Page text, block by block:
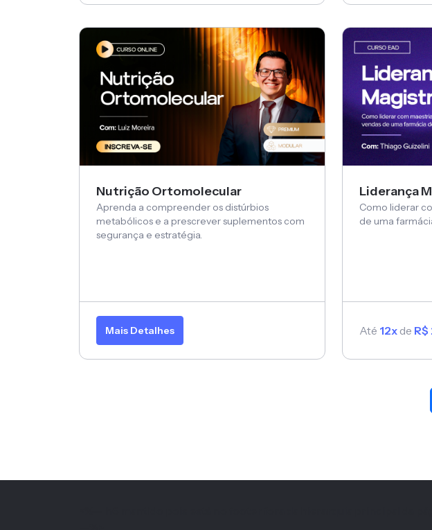
Nutrição Ortomolecular
Aprenda a compreender os distúrbios
metabólicos e a prescrever suplementos com
segurança e estratégia.
Mais Detalhes
Liderança
Como liderar
de uma
Até 12x de